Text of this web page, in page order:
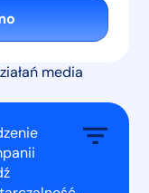
media